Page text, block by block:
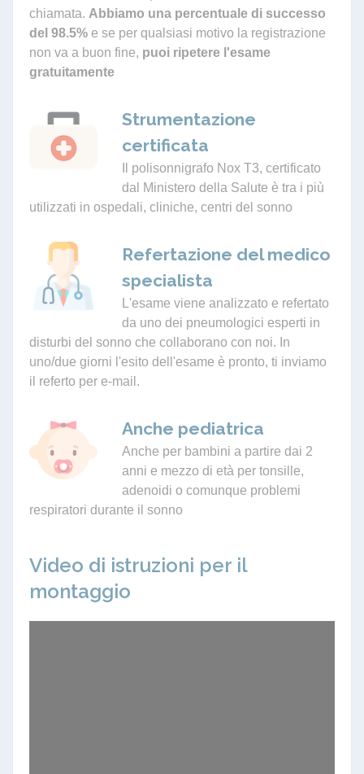
chiamata. Abbiamo una percentuale di successo
del 98.5% e se per qualsiasi motivo la registrazione
non va a buon fine, puoi ripetere l'esame
gratuitamente
Strumentazione
certificata
Il polisonnigrafo Nox T3, certificato
dal Ministero della Salute è tra i più
utilizzati in ospedali, cliniche, centri del sonno
Refertazione del medico
specialista
L'esame viene analizzato e refertato
da uno dei pneumologici esperti in
disturbi del sonno che collaborano con noi. In
uno/due giorni l'esito dell'esame è pronto, ti inviamo
il referto per e-mail.
Anche pediatrica
Anche per bambini a partire dai 2
anni e mezzo di età per tonsille,
adenoidi o comunque problemi
respiratori durante il sonno
Video di istruzioni per il
montaggio